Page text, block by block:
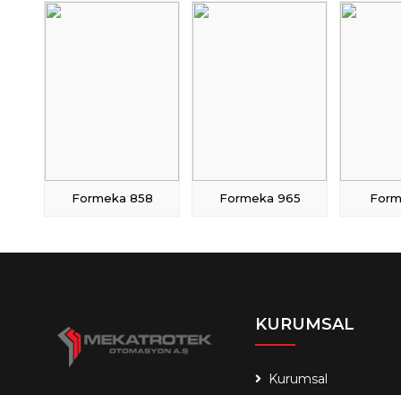
Formeka 858 Formeka 965
KURUMSAL
Kurumsal